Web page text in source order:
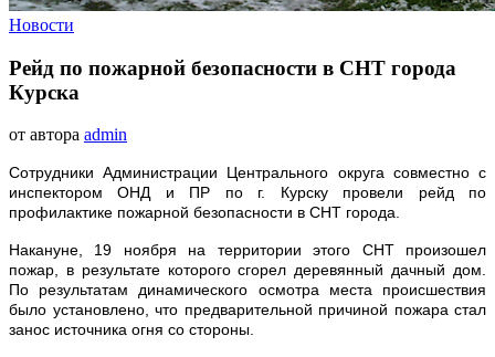
Новости
Рейд по пожарной безопасности в СНТ города
Курска
от автора admin
Сотрудники Администрации Центрального округа совместно с
инспектором ОНД и ПР по г. Курску провели рейд по
профилактике пожарной безопасности в СНТ города.
Накануне, 19 ноября на территории этого СНТ произошел
пожар, в результате которого сгорел деревянный дачный дом.
По результатам динамического осмотра места происшествия
было установлено, что предварительной причиной пожара стал
занос источника огня со стороны.